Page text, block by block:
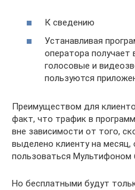
К сведению
Устанавливая
оператора
голосовые и
пользуются
Преимуществом для
факт, что трафик в
вне зависимости от того,
выделено клиенту на
пользоваться Мультифоном
Но бесплатными будут